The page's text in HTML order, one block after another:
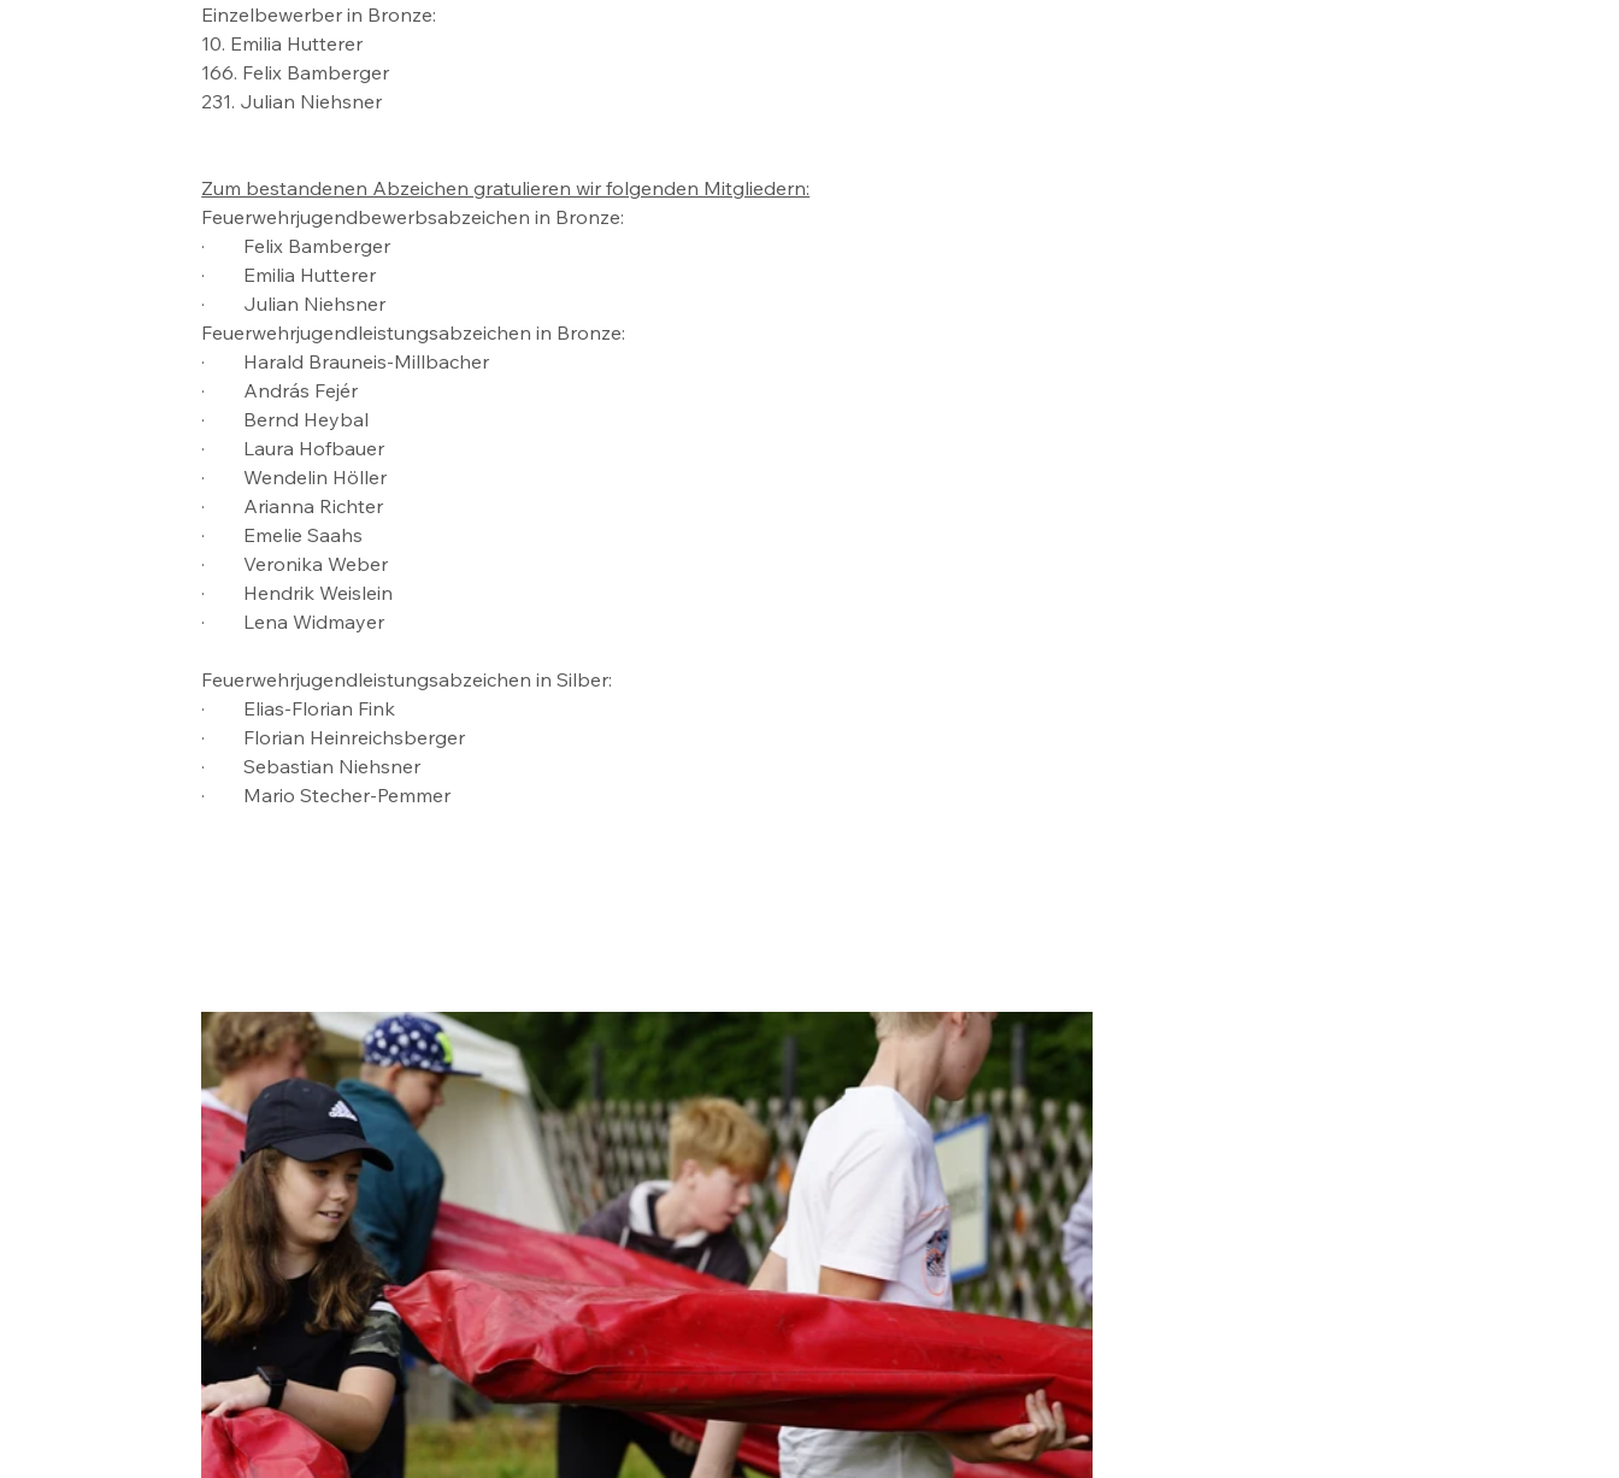
Einzelbewerber in Bronze:
10. Emilia Hutterer
166. Felix Bamberger
231. Julian Niehsner
Zum bestandenen Abzeichen gratulieren wir folgenden Mitgliedern:
Feuerwehrjugendbewerbsabzeichen in Bronze:
·        Felix Bamberger
·        Emilia Hutterer
·        Julian Niehsner
Feuerwehrjugendleistungsabzeichen in Bronze:
·        Harald Brauneis-Millbacher
·        András Fejér
·        Bernd Heybal
·        Laura Hofbauer
·        Wendelin Höller
·        Arianna Richter
·        Emelie Saahs
·        Veronika Weber
·        Hendrik Weislein
·        Lena Widmayer
Feuerwehrjugendleistungsabzeichen in Silber:
·        Elias-Florian Fink
·        Florian Heinreichsberger
·        Sebastian Niehsner
·        Mario Stecher-Pemmer